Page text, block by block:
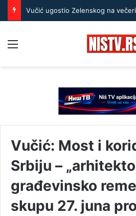
Vučić: Most i
Srbiju –
građevinsko
skupu 27. juna